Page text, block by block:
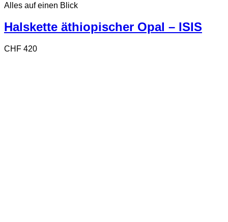
Alles auf einen Blick
Halskette äthiopischer Opal – ISIS
CHF 420